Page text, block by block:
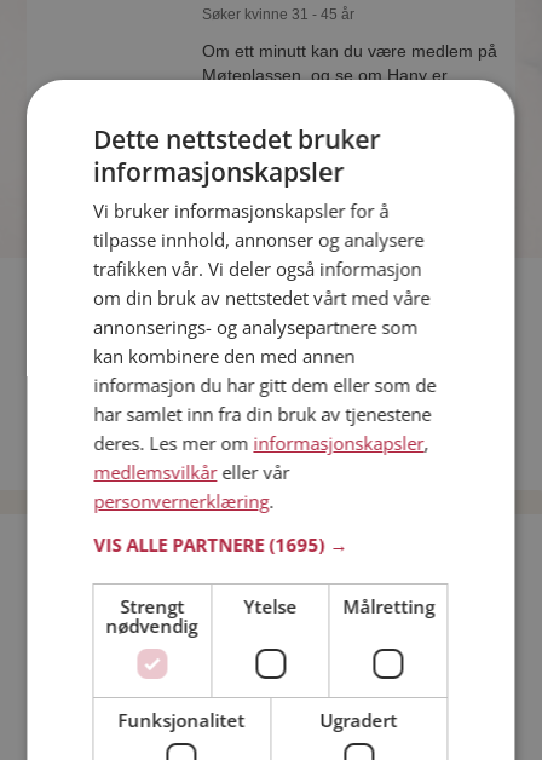
Søker kvinne 31 - 45 år
Om ett minutt kan du være medlem på
Møteplassen, og se om Hany er
Fler single
Flere singlemenn fra Oslo:Truls, Jean-Yves
Kvinner fra Oslo
Date kvinner i Norge
Date menn i Norge
Bli medlem gratis!
Jeg er en:
Dette nettstedet bruker
informasjonskapsler
Vi bruker informasjonskapsler for å
tilpasse innhold, annonser og analysere
trafikken vår. Vi deler også informasjon
om din bruk av nettstedet vårt med våre
annonserings- og analysepartnere som
kan kombinere den med annen
informasjon du har gitt dem eller som de
har samlet inn fra din bruk av tjenestene
deres. Les mer om informasjonskapsler,
medlemsvilkåreller vår
personvernerklæring.
VIS ALLE PARTNERE(1695) →
Strengt
nødvendig
Ytelse Målretting
Funksjonalitet Ugradert